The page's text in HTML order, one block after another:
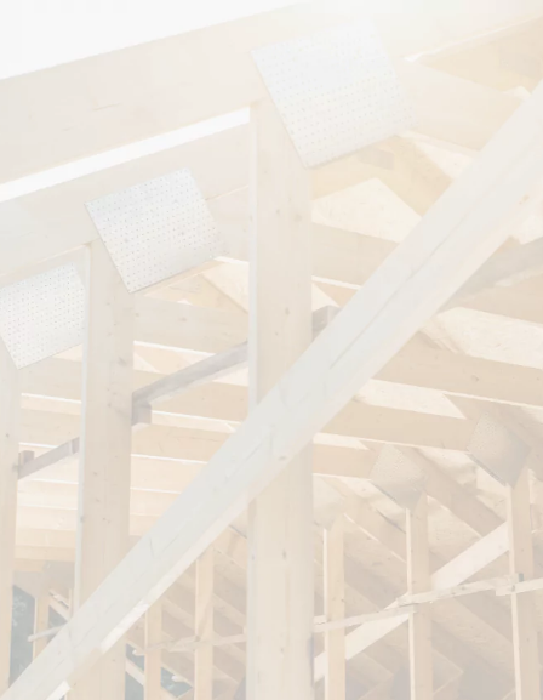
CHARPENTIER COUVREUR À
SAVIGNÉ-SUR-LATHAN :
UN
PROFESSIONNEL
AU SERVICE DE TOUTES
VOS TOITURES,
ZINGUERIES ET
CHARPENTES
Vous avez besoin de l’aide d’un expert pour vos travaux
de couverture et de charpente ? Et bien ne cherchez
plus. AFP Couverture est votre
charpentier couvreur à
Savigné-sur-Lathan
. Nous sommes capables de réaliser
tous types de travaux pour votre toiture
aussi bien en
travaux neufs qu’en rénovation. Nous prenons aussi en
charge tous vos travaux de